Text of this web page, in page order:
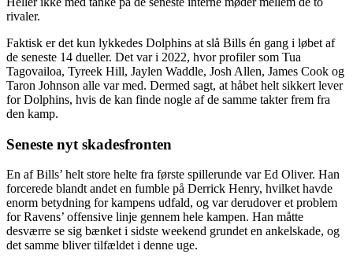
rivaler.
Faktisk er det kun lykkedes Dolphins at slå Bills én gang i løbet af
de seneste 14 dueller. Det var i 2022, hvor profiler som Tua
Tagovailoa, Tyreek Hill, Jaylen Waddle, Josh Allen, James Cook og
Taron Johnson alle var med. Dermed sagt, at håbet helt sikkert lever
for Dolphins, hvis de kan finde nogle af de samme takter frem fra
den kamp.
Seneste nyt skadesfronten
En af Bills’ helt store helte fra første spillerunde var Ed Oliver. Han
forcerede blandt andet en fumble på Derrick Henry, hvilket havde
enorm betydning for kampens udfald, og var derudover et problem
for Ravens’ offensive linje gennem hele kampen. Han måtte
desværre se sig bænket i sidste weekend grundet en ankelskade, og
det samme bliver tilfældet i denne uge.